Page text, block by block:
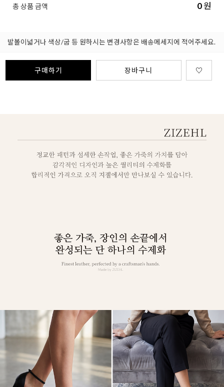
총 상품 금액 0원
발볼이넓거나 색상/굽 등 원하시는 변경사항은 배송메세지에 적어주세요.
구매하기 장바구니 ♡